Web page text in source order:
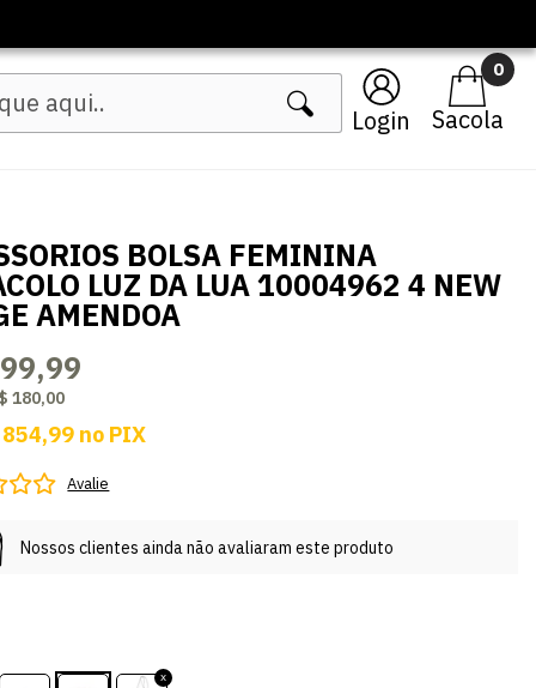
Login
0
BOLSA FEMININA
LUZ DA LUA 10004962 4 NEW
AMENDOA
180,00
854,99 no PIX
Avalie
Nossos clientes ainda não avaliaram este produto